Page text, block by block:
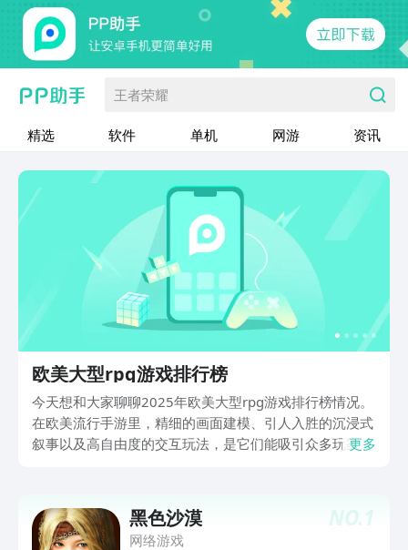
王者荣耀
精选 软件 单机 网游 资讯
欧美大型rpg游戏排行榜
今天想和大家聊聊2025年欧美大型rpg游戏排行榜情况。
在欧美流行手游里，精细的画面建模、引人入胜的沉浸式
叙事以及高自由度的交互玩法，是它们能吸引众多玩家的
每一处细节都处理得极为用心。
更多
NO.1
黑色沙漠
网络游戏